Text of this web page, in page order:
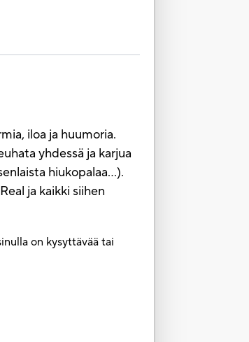
iloa ja huumoria.
yhdessä ja karjua
hiukopalaa...).
ja kaikki siihen
on kysyttävää tai